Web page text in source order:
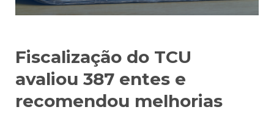
Fiscalização do TCU
avaliou 387 entes e
recomendou melhorias